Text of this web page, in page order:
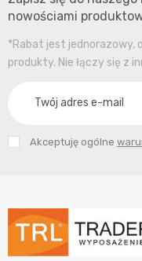
nowościami
*Rabat jest jednorazowy,
produkty. Nie łączy się z
Akceptuję ogólne